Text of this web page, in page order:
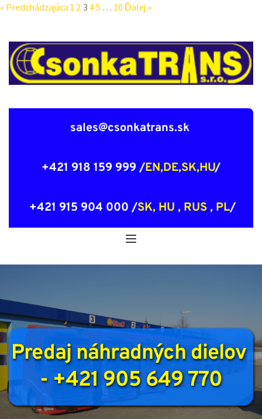
« Predchádzajúca12 345 … 10 Ďalej »
sales@csonkatrans.sk
+421 918 159 999 /EN,DE,SK,HU/
+421 915 904 000 /SK, HU , RUS , PL/
Predaj náhradných dielov
- +421 905 649 770